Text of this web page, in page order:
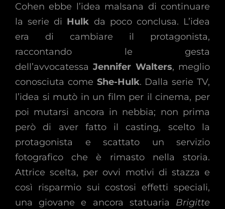
Cohen ebbe l’idea malsana di continuare
la serie di Hulk da poco conclusa. L’idea
era di cambiare il protagonista,
raccontando le gesta
dell’avvocatessaJennifer Walters, meglio
conosciuta come She-Hulk. Dalla serie TV,
l’idea si mutò in un film per il cinema, per
poi mutarsi ancora in nebbia; non prima
però di aver fatto il casting, scelto la
protagonista e scattato un servizio
fotografico che è rimasto nella storia.
Attrice scelta, per ovvi motivi di stazza e
così risparmio sui costosi effetti speciali,
una giovane e ancora statuaria Brigitte